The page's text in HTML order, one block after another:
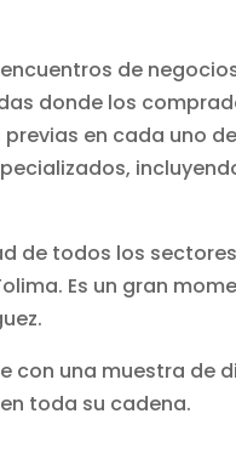
de
donde los
en cada uno
de todos los
Es un gran
con una muestra de
toda su cadena.